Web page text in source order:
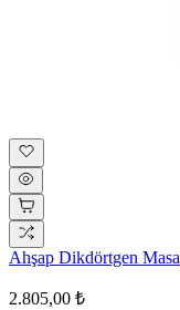
Ahşap Dikdörtgen Masa
2.805,00 ₺